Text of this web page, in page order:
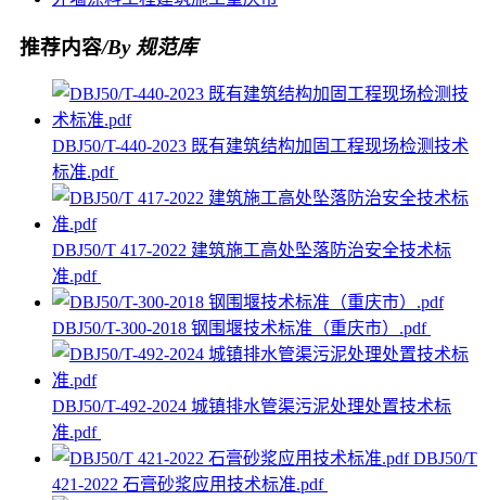
推荐内容/By 规范库
DBJ50/T-440-2023 既有建筑结构加固工程现场检测技术
标准.pdf
DBJ50/T 417-2022 建筑施工高处坠落防治安全技术标
准.pdf
DBJ50/T-300-2018 钢围堰技术标准（重庆市）.pdf
DBJ50/T-492-2024 城镇排水管渠污泥处理处置技术标
准.pdf
DBJ50/T
421-2022 石膏砂浆应用技术标准.pdf